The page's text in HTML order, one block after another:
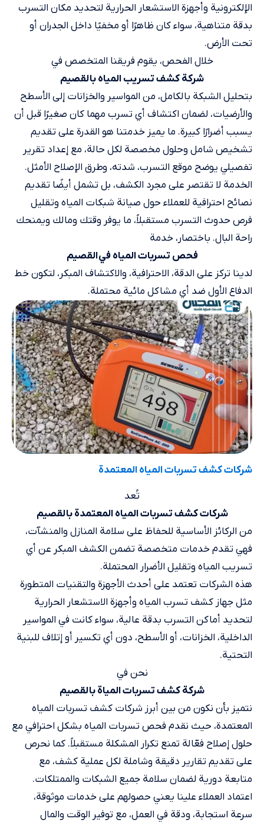
الإلكترونية وأجهزة الاستشعار الحرارية لتحديد مكان التسرب
بدقة متناهية، سواء كان ظاهرًا أو مخفيًا داخل الجدران أو
تحت الأرض.
خلال الفحص، يقوم فريقنا المتخصص في
شركة كشف تسريب المياه​ بالقصيم
بتحليل الشبكة بالكامل، من المواسير والخزانات إلى الأسطح
والأرضيات، لضمان اكتشاف أي تسرب مهما كان صغيرًا قبل أن
يسبب أضرارًا كبيرة. ما يميز خدمتنا هو القدرة على تقديم
تشخيص شامل وحلول مخصصة لكل حالة، مع إعداد تقرير
تفصيلي يوضح موقع التسرب، شدته، وطرق الإصلاح الأمثل.
الخدمة لا تقتصر على مجرد الكشف، بل تشمل أيضًا تقديم
نصائح احترافية للعملاء حول صيانة شبكات المياه وتقليل
فرص حدوث التسرب مستقبلاً، ما يوفر وقتك ومالك ويمنحك
راحة البال. باختصار، خدمة
فحص تسربات المياه في القصيم
لدينا تركز على الدقة، الاحترافية، والاكتشاف المبكر، لتكون خط
الدفاع الأول ضد أي مشاكل مائية محتملة.
شركات كشف تسربات المياه المعتمدة​
تُعد
شركات كشف تسربات المياه المعتمدة بالقصيم
من الركائز الأساسية للحفاظ على سلامة المنازل والمنشآت،
فهي تقدم خدمات متخصصة تضمن الكشف المبكر عن أي
تسريب المياه وتقليل الأضرار المحتملة.
هذه الشركات تعتمد على أحدث الأجهزة والتقنيات المتطورة
مثل جهاز كشف تسرب المياه وأجهزة الاستشعار الحرارية
لتحديد أماكن التسرب بدقة عالية، سواء كانت في المواسير
الداخلية، الخزانات، أو الأسطح، دون أي تكسير أو إتلاف للبنية
التحتية.
نحن في
شركة كشف تسربات المياة​ بالقصيم
نتميز بأن نكون من بين أبرز شركات كشف تسربات المياه
المعتمدة، حيث نقدم فحص تسربات المياه بشكل احترافي مع
حلول إصلاح فعّالة تمنع تكرار المشكلة مستقبلاً. كما نحرص
على تقديم تقارير دقيقة وشاملة لكل عملية كشف، مع
متابعة دورية لضمان سلامة جميع الشبكات والممتلكات.
اعتماد العملاء علينا يعني حصولهم على خدمات موثوقة،
سرعة استجابة، ودقة في العمل، مع توفير الوقت والمال